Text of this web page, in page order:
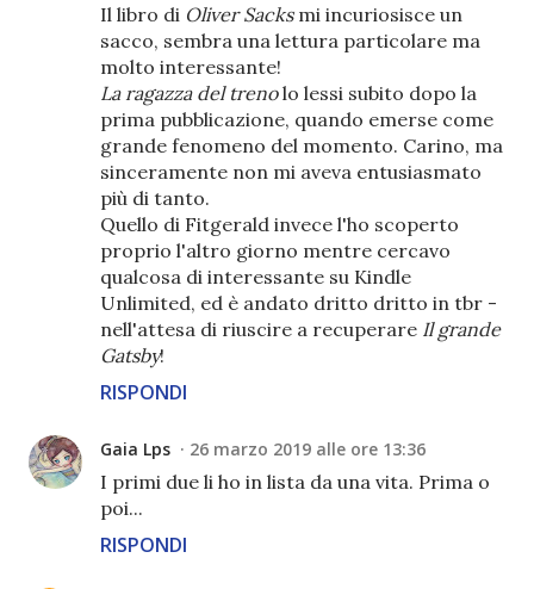
Il libro di Oliver Sacksmi incuriosisce un
sacco, sembra una lettura particolare ma
molto interessante!
La ragazza del trenolo lessi subito dopo la
prima pubblicazione, quando emerse come
grande fenomeno del momento. Carino, ma
sinceramente non mi aveva entusiasmato
più di tanto.
Quello di Fitgerald invece l'ho scoperto
proprio l'altro giorno mentre cercavo
qualcosa di interessante su Kindle
Unlimited, ed è andato dritto dritto in tbr -
nell'attesa di riuscire a recuperare Il grande
Gatsby!
RISPONDI
Gaia Lps 26 marzo 2019 alle ore 13:36
I primi due li ho in lista da una vita. Prima o
poi...
RISPONDI